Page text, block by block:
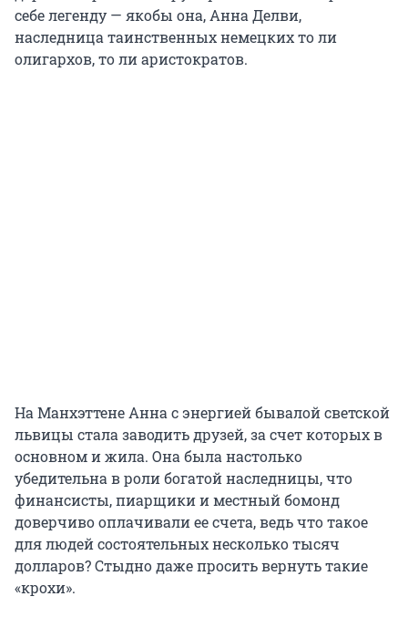
себе легенду — якобы она, Анна Делви,
наследница таинственных немецких то ли
олигархов, то ли аристократов.
На Манхэттене Анна с энергией бывалой светской
львицы стала заводить друзей, за счет которых в
основном и жила. Она была настолько
убедительна в роли богатой наследницы, что
финансисты, пиарщики и местный бомонд
доверчиво оплачивали ее счета, ведь что такое
для людей состоятельных несколько тысяч
долларов? Стыдно даже просить вернуть такие
«крохи».